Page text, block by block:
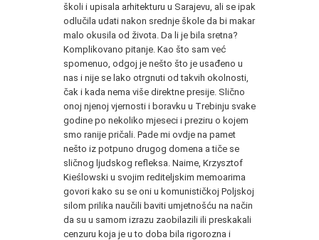
školi i upisala arhitekturu u Sarajevu, ali se ipak
odlučila udati nakon srednje škole da bi makar
malo okusila od života. Da li je bila sretna?
Komplikovano pitanje. Kao što sam već
spomenuo, odgoj je nešto što je usađeno u
nas i nije se lako otrgnuti od takvih okolnosti,
čak i kada nema više direktne presije. Slično
onoj njenoj vjernosti i boravku u Trebinju svake
godine po nekoliko mjeseci i preziru o kojem
smo ranije pričali. Pade mi ovdje na pamet
nešto iz potpuno drugog domena a tiče se
sličnog ljudskog refleksa. Naime, Krzysztof
Kieślowski u svojim rediteljskim memoarima
govori kako su se oni u komunističkoj Poljskoj
silom prilika naučili baviti umjetnošću na način
da su u samom izrazu zaobilazili ili preskakali
cenzuru koja je u to doba bila rigorozna i